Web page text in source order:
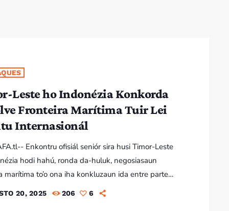
7:00 AM - 10:00 AM
Leste ho Indonézia Konkorda
Fronteira Marítima Tuir Lei
Internasionál
Enkontru ofisiál seniór sira husi Timor-Leste
hodi hahú, ronda da-huluk, negosiasaun
marítima to’o ona iha konkluzaun ida entre parte
atu solusiona baliza tasi Timor-Leste ho
20, 2025 206 6